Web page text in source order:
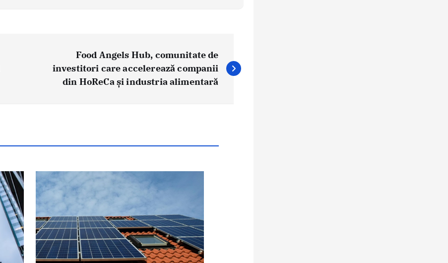
Food Angels Hub, comunitate de
investitori care accelerează companii
din HoReCa și industria alimentară